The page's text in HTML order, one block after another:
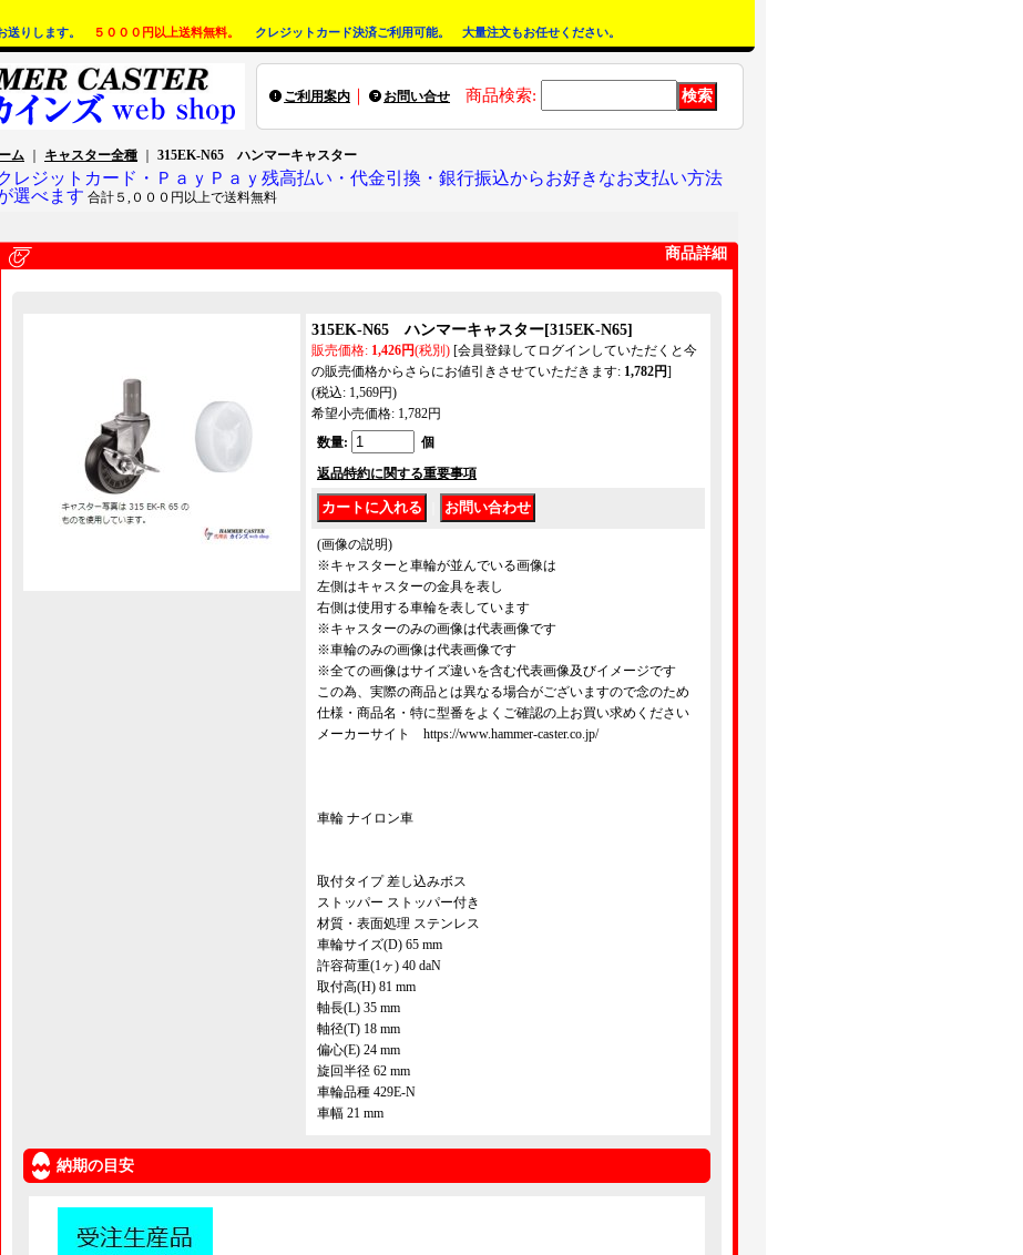
送りします。 ５０００円以上送料無料。 クレジットカード決済ご利用可能。 大量注文もお任せください。
ご利用案内 ｜ お問い合せ 商品検索:
ム キャスター全種 315EK-N65 ハンマーキャスター
レジットカード・ＰａｙＰａｙ残高払い・代金引換・銀行振込からお好きなお支払い方法
選べます 合計５,０００円以上で送料無料
商品詳細
315EK-N65 ハンマーキャスター[315EK-N65]
販売価格: 1,426円(税別) [会員登録してログインしていただくと今
の販売価格からさらにお値引きさせていただきます: 1,782円]
(税込: 1,569円)
希望小売価格: 1,782円
数量:
個
返品特約に関する重要事項
(画像の説明)
※キャスターと車輪が並んでいる画像は
左側はキャスターの金具を表し
右側は使用する車輪を表しています
※キャスターのみの画像は代表画像です
※車輪のみの画像は代表画像です
※全ての画像はサイズ違いを含む代表画像及びイメージです
この為、実際の商品とは異なる場合がございますので念のため
仕様・商品名・特に型番をよくご確認の上お買い求めください
メーカーサイト https://www.hammer-caster.co.jp/
車輪 ナイロン車
取付タイプ 差し込みボス
ストッパー ストッパー付き
材質・表面処理 ステンレス
車輪サイズ(D) 65 mm
許容荷重(1ヶ) 40 daN
取付高(H) 81 mm
軸長(L) 35 mm
軸径(T) 18 mm
偏心(E) 24 mm
旋回半径 62 mm
車輪品種 429E-N
車幅 21 mm
納期の目安